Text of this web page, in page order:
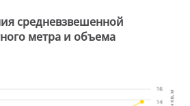
средневзвешенной
метра и объема